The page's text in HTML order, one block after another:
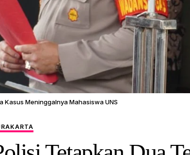
Kasus Meninggalnya Mahasiswa UNS